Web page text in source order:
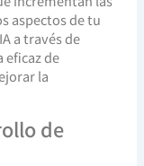
aspectos de tu
a través de
eficaz de
la
de